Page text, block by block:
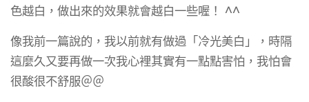
色越白，做出來的效果就會越白一些喔！ ^^
像我前一篇說的，我以前就有做過「冷光美白」，時隔
這麼久又要再做一次我心裡其實有一點點害怕，我怕會
很酸很不舒服＠＠